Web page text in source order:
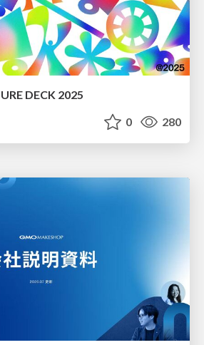
DECK 2025
0 280